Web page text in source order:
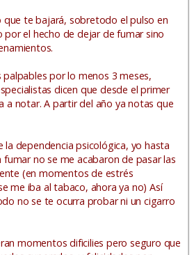
que te bajará, sobretodo el pulso en
el hecho de dejar de fumar sino
por lo menos 3 meses,
dicen que desde el primer
a notar. A partir del año ya notas que
la dependencia psicológica, yo hasta
fumar no se me acabaron de pasar las
(en momentos de estrés
me iba al tabaco, ahora ya no) Así
no se te ocurra probar ni un cigarro
momentos dificilies pero seguro que